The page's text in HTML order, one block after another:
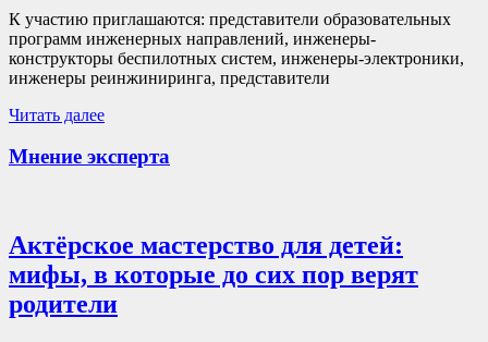
К участию приглашаются: представители образовательных
программ инженерных направлений, инженеры-
конструкторы беспилотных систем, инженеры-электроники,
инженеры реинжиниринга, представители
Читать далее
Мнение эксперта
Актёрское мастерство для детей:
мифы, в которые до сих пор верят
родители